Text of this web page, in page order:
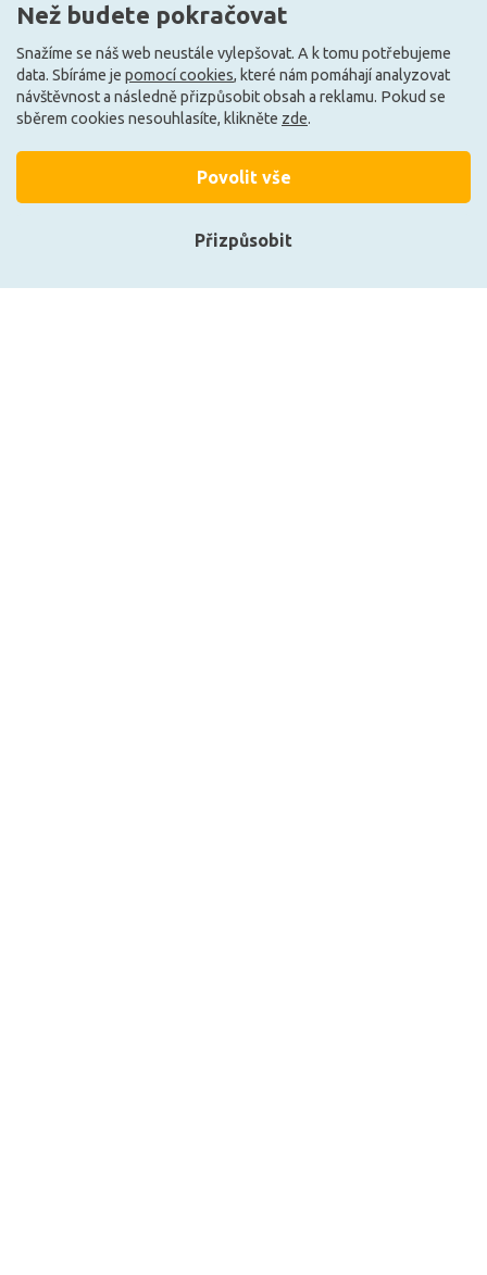
Může být u Vás 3. 9. Může být u Vás 3. 9.
Ze stejné kolekce
Než budete pokračovat
Snažíme se náš web neustále vylepšovat. A k tomu potřebujeme
data. Sbíráme je pomocí cookies, které nám pomáhají analyzovat
návštěvnost a následně přizpůsobit obsah a reklamu. Pokud se
sběrem cookies nesouhlasíte, klikněte zde.
Přizpůsobit
Povolit vše